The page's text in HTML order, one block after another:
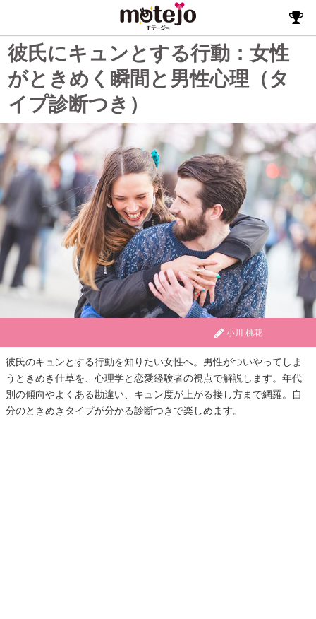
彼氏にキュンとする行動：女性
がときめく瞬間と男性心理（タ
イプ診断つき）
小川 桃花
彼氏のキュンとする行動を知りたい女性へ。男性がついやってしま
うときめき仕草を、心理学と恋愛経験者の視点で解説します。年代
別の傾向やよくある勘違い、キュン度が上がる接し方まで網羅。自
分のときめきタイプが分かる診断つきで楽しめます。